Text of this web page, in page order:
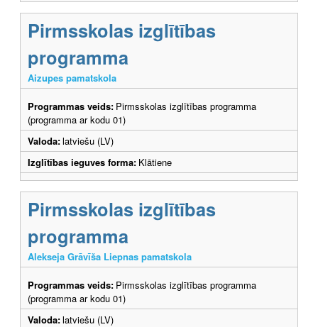
Pirmsskolas izglītības
programma
Aizupes pamatskola
Programmas veids: Pirmsskolas izglītības programma
(programma ar kodu 01)
Valoda:latviešu (LV)
Izglītības ieguves forma: Klātiene
Pirmsskolas izglītības
programma
Alekseja Grāvīša Liepnas pamatskola
Programmas veids: Pirmsskolas izglītības programma
(programma ar kodu 01)
Valoda:latviešu (LV)